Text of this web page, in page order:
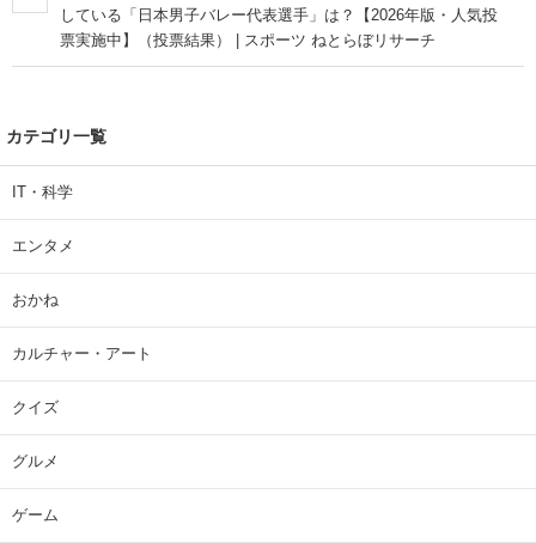
している「日本男子バレー代表選手」は？【2026年版・人気投
票実施中】（投票結果） | スポーツ ねとらぼリサーチ
カテゴリ一覧
IT・科学
エンタメ
おかね
カルチャー・アート
クイズ
グルメ
ゲーム